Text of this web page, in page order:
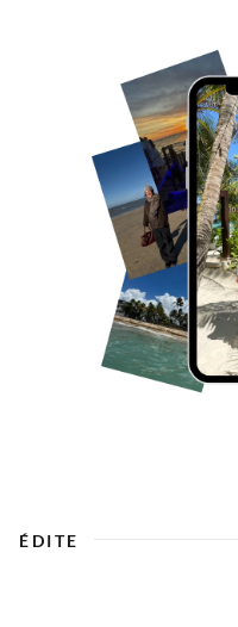
ÉDITE